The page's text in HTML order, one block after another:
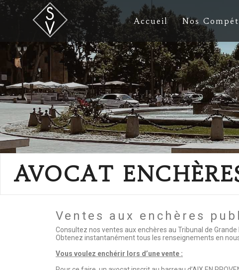
Accueil Nos
AVOCAT
Ventes aux enchères
Consultez nos ventes aux enchères au Tribunal de Grande
Obtenez instantanément tous les renseignements en
Vous voulez enchérir lors d’une vente :